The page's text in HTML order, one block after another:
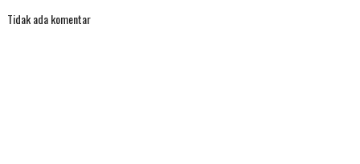
Tidak ada komentar